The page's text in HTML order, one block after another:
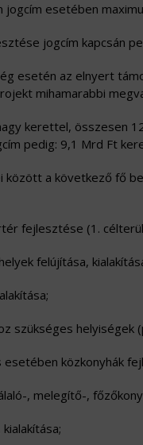
esetében
jogcím kapcsán
esetén az elnyert
mihamarabbi
kerettel, összesen
pedig: 9,1 Mrd Ft
a következő fő
fejlesztése (1.
felújítása,
szükséges helyiségek
közkonyhák
, melegítő-,